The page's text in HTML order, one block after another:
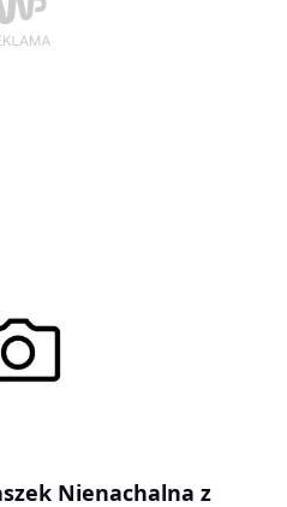
Nienachalna z